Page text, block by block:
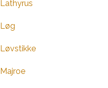
Lathyrus
Løg
Løvstikke
Majroe